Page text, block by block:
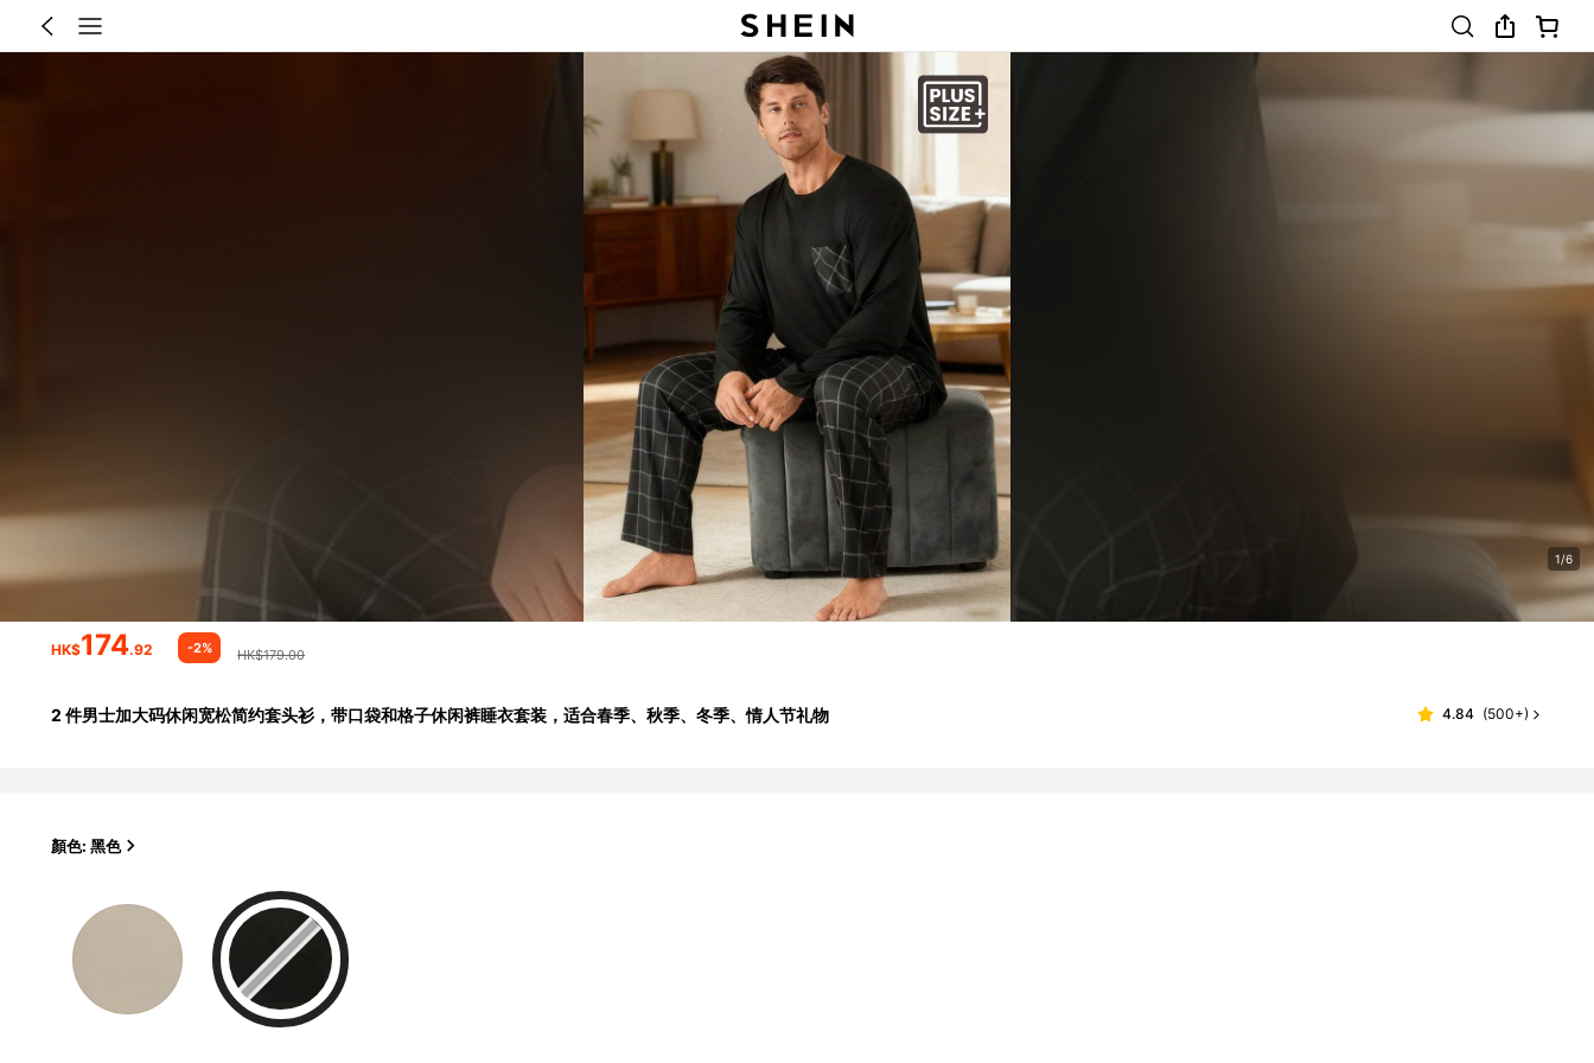
1/6
HK$174.92 -2% HK$179.00
2 件男士加大码休闲宽松简约套头衫，带口袋和格子休闲裤睡衣套装，适合春季、秋季、冬季、情人节礼物 4.84 (500+)
顏色: 黑色